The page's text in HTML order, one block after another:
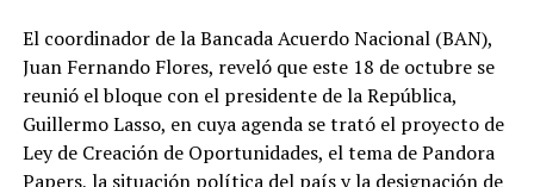
El coordinador de la Bancada Acuerdo Nacional (BAN),
Juan Fernando Flores, reveló que este 18 de octubre se
reunió el bloque con el presidente de la República,
Guillermo Lasso, en cuya agenda se trató el proyecto de
Ley de Creación de Oportunidades, el tema de Pandora
Papers, la situación política del país y la designación de